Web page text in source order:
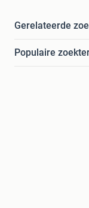
Gerelateerde
Populaire